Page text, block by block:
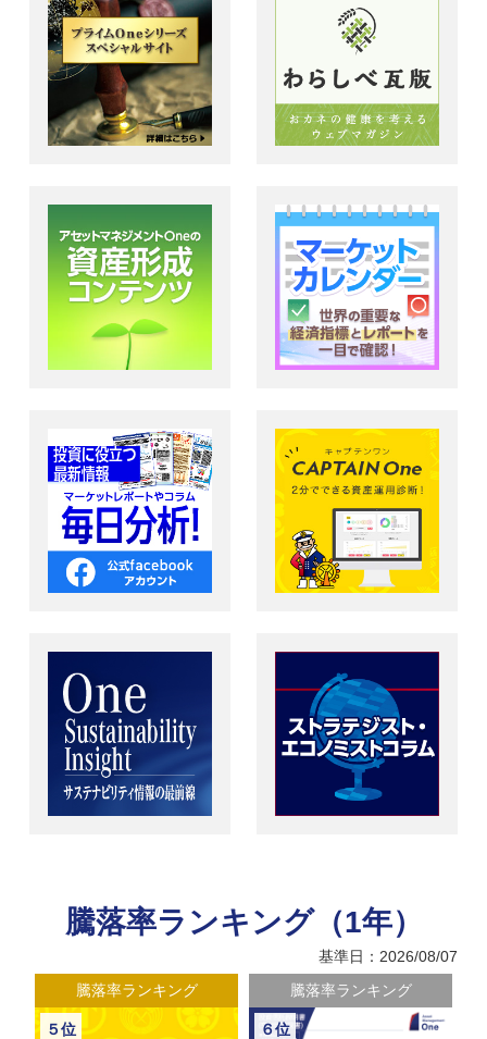
騰落率ランキング（1年）
基準日：2026/08/07
騰落率ランキング
５位
騰落率ランキング
６位